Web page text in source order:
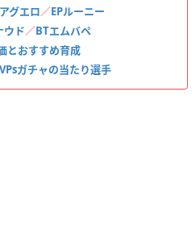
グエロ／EPルーニー
ウド／BTエムバペ
とおすすめ育成
ガチャの当たり選手